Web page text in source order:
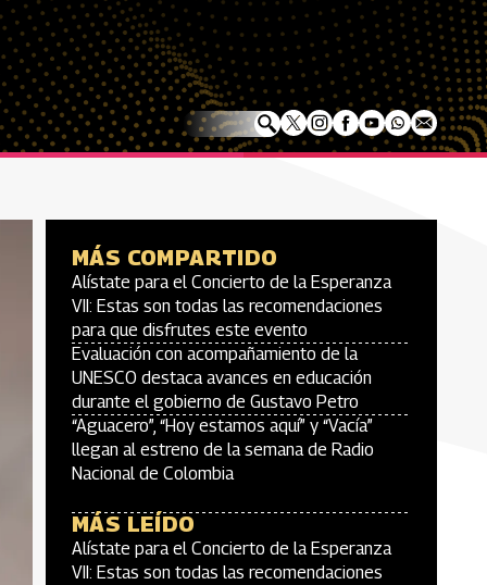
MÁS COMPARTIDO
Alístate para el Concierto de la Esperanza
VII: Estas son todas las recomendaciones
para que disfrutes este evento
Evaluación con acompañamiento de la
UNESCO destaca avances en educación
durante el gobierno de Gustavo Petro
“Aguacero”, “Hoy estamos aquí” y “Vacía”
llegan al estreno de la semana de Radio
Nacional de Colombia
MÁS LEÍDO
Alístate para el Concierto de la Esperanza
VII: Estas son todas las recomendaciones